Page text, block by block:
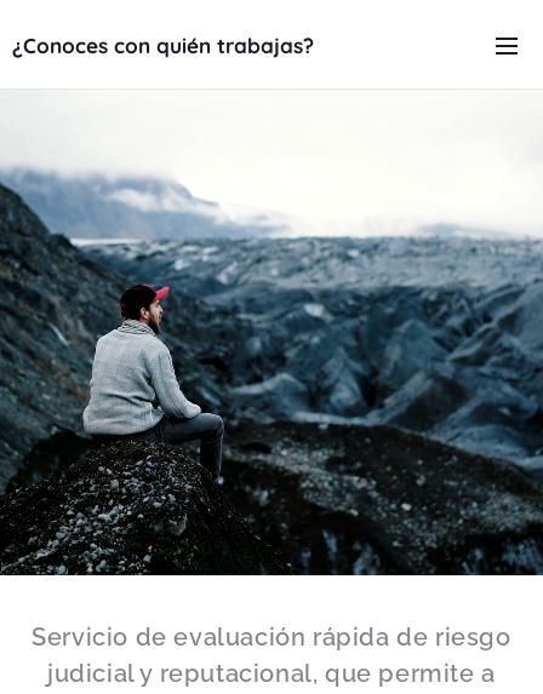
¿Conoces con quién trabajas?
Servicio de evaluación rápida de riesgo
judicial y reputacional, que permite a